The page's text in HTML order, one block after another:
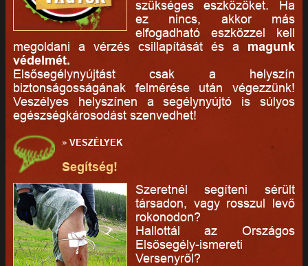
szükséges eszközöket. Ha
ez nincs, akkor más
elfogadható eszközzel kell
megoldani a vérzés csillapítását és a magunk
védelmét.
Elsősegélynyújtást csak a helyszín
biztonságosságának felmérése után végezzünk!
Veszélyes helyszínen a segélynyújtó is súlyos
egészségkárosodást szenvedhet!
»VESZÉLYEK
Segítség!
Szeretnél segíteni sérült
társadon, vagy rosszul levő
rokonodon?
Hallottál az Országos
Elsősegély-ismereti
Versenyről?